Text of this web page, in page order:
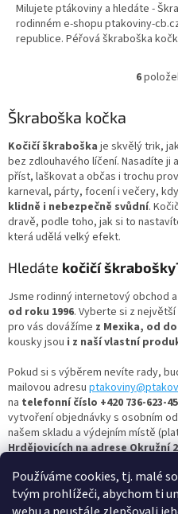
Používáme cookies, tj. malé
tvým prohlížeči, abychom ti
z
5
hvězdiček.
Milujete ptákoviny a hledáte -
rodinném e-shopu ptakoviny-
republice. Péřová škraboška
í
6
Škraboška kočka
Kočičí škraboška je skvělý trik,
bez zdlouhavého líčení. Nasadíte ji
příst, laškovat a občas i trochu
karneval, párty, focení i večery,
klidně i nebezpečně svůdní.
dravě, podle toho, jak si to
která udělá velký efekt.
Hledáte kočičí
Jsme rodinný internetový obchod
od roku 1996. Vyberte si z
pro vás dovážíme z Mexika, od
kousky jsou i z naší vlastní
Pokud si s výběrem nevíte rady,
mailovou adresu
na telefonní číslo +420 736-623-
vytvoření objednávky s osobním
našem skladu a výdejním místě
Hrdějovicích na adrese Okružní
Nejbohatší člověk je ten, kdo
tak si vyberte masku dle vašich